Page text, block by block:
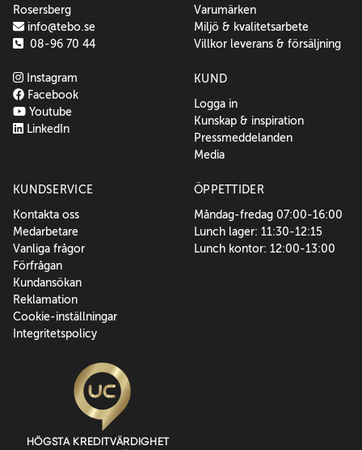
Rosersberg
info@tebo.se
08-96 70 44
Instagram
Facebook
Youtube
LinkedIn
Varumärken
Miljö & kvalitetsarbete
Villkor leverans & försäljning
KUND
Logga in
Kunskap & inspiration
Pressmeddelanden
Media
KUNDSERVICE
Kontakta oss
Medarbetare
Vanliga frågor
Förfrågan
Kundansökan
Reklamation
Cookie-inställningar
Integritetspolicy
ÖPPETTIDER
Måndag-fredag 07:00-16:00
Lunch lager: 11:30-12:15
Lunch kontor: 12:00-13:00